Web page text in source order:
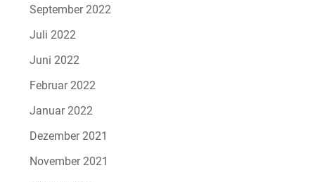
September 2022
Juli 2022
Juni 2022
Februar 2022
Januar 2022
Dezember 2021
November 2021